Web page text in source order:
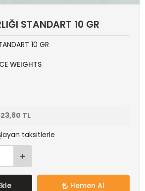
STANDART 10 GR
10 GR
WEIGHTS
TL
taksitlerle
Hemen Al